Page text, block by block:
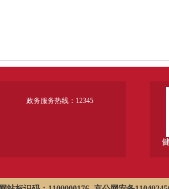
政务服务热线：12345